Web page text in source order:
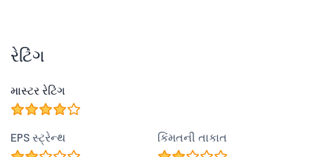
રેટિંગ
માસ્ટર રેટિંગ
EPS સ્ટ્રેન્થ કિંમતની તાકાત